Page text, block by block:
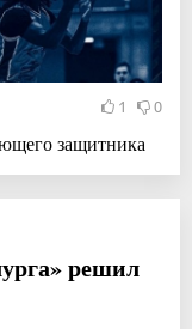
1 0
защитника
решил